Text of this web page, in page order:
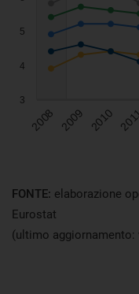
FONTE: elaborazione
Eurostat
(ultimo aggiornamento: